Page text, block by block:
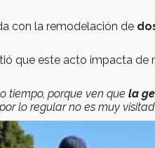
con la remodelación de
que este acto impacta de
tiempo, porque ven que la
lo regular no es muy